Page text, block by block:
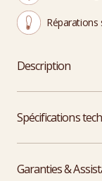
Réparations
Description
Spécifications
Garanties &